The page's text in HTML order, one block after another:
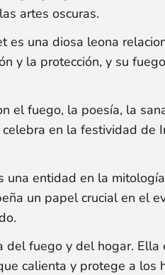
artes oscuras.
es una diosa leona
y la protección, y su
el fuego, la poesía, la
en la festividad de
una entidad en la
un papel crucial en el
del fuego y del hogar. Ella
calienta y protege a los